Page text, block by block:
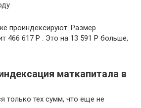
проиндексируют. Размер
466 617 Р . Это на 13 591 Р больше,
маткапитала в
только тех сумм, что еще не